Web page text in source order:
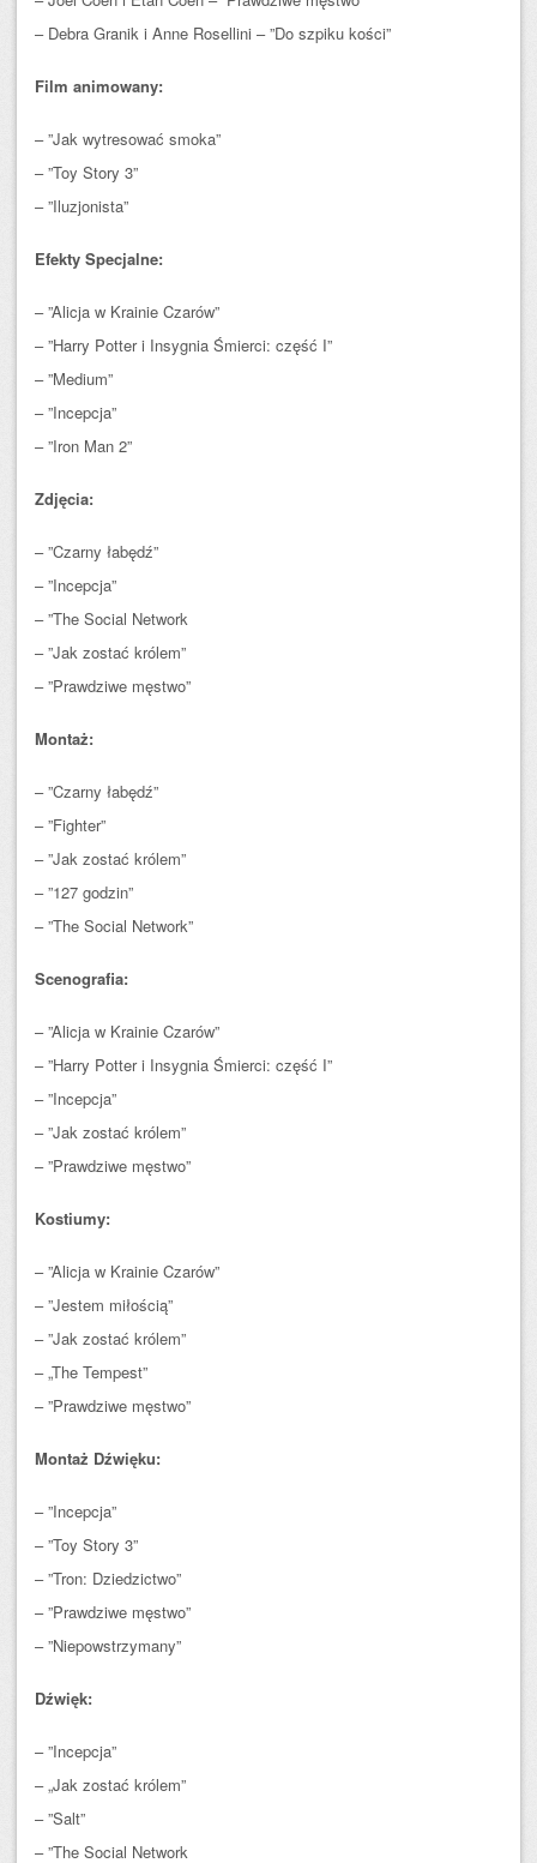
– Debra Granik i Anne Rosellini – ”Do szpiku kości”
Film animowany:
– ”Jak wytresować smoka”
– ”Toy Story 3”
– ”Iluzjonista”
Efekty Specjalne:
– ”Alicja w Krainie Czarów”
– ”Harry Potter i Insygnia Śmierci: część I”
– ”Medium”
– ”Incepcja”
– ”Iron Man 2”
Zdjęcia:
– ”Czarny łabędź”
– ”Incepcja”
– ”The Social Network
– ”Jak zostać królem”
– ”Prawdziwe męstwo”
Montaż:
– ”Czarny łabędź”
– ”Fighter”
– ”Jak zostać królem”
– ”127 godzin”
– ”The Social Network”
Scenografia:
– ”Alicja w Krainie Czarów”
– ”Harry Potter i Insygnia Śmierci: część I”
– ”Incepcja”
– ”Jak zostać królem”
– ”Prawdziwe męstwo”
Kostiumy:
– ”Alicja w Krainie Czarów”
– ”Jestem miłością”
– ”Jak zostać królem”
– „The Tempest”
– ”Prawdziwe męstwo”
Montaż Dźwięku:
– ”Incepcja”
– ”Toy Story 3”
– ”Tron: Dziedzictwo”
– ”Prawdziwe męstwo”
– ”Niepowstrzymany”
Dźwięk:
– ”Incepcja”
– „Jak zostać królem”
– ”Salt”
– ”The Social Network